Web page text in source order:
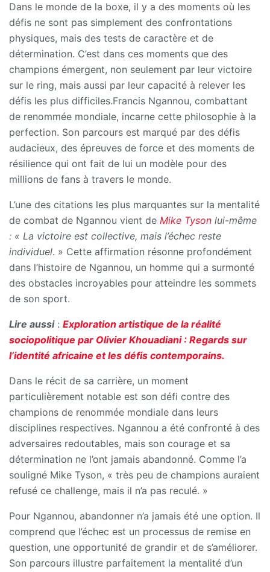
Dans le monde de la boxe, il y a des moments où les
défis ne sont pas simplement des confrontations
physiques, mais des tests de caractère et de
détermination. C’est dans ces moments que des
champions émergent, non seulement par leur victoire
sur le ring, mais aussi par leur capacité à relever les
défis les plus difficiles.Francis Ngannou, combattant
de renommée mondiale, incarne cette philosophie à la
perfection. Son parcours est marqué par des défis
audacieux, des épreuves de force et des moments de
résilience qui ont fait de lui un modèle pour des
millions de fans à travers le monde.
L’une des citations les plus marquantes sur la mentalité
de combat de Ngannou vient de Mike Tyson lui-même
: « La victoire est collective, mais l’échec reste
individuel. » Cette affirmation résonne profondément
dans l’histoire de Ngannou, un homme qui a surmonté
des obstacles incroyables pour atteindre les sommets
de son sport.
Lire aussi: Exploration artistique de la réalité
sociopolitique par Olivier Khouadiani : Regards sur
l’identité africaine et les défis contemporains.
Dans le récit de sa carrière, un moment
particulièrement notable est son défi contre des
champions de renommée mondiale dans leurs
disciplines respectives. Ngannou a été confronté à des
adversaires redoutables, mais son courage et sa
détermination ne l’ont jamais abandonné. Comme l’a
souligné Mike Tyson, « très peu de champions auraient
refusé ce challenge, mais il n’a pas reculé. »
Pour Ngannou, abandonner n’a jamais été une option. Il
comprend que l’échec est un processus de remise en
question, une opportunité de grandir et de s’améliorer.
Son parcours illustre parfaitement la mentalité d’un